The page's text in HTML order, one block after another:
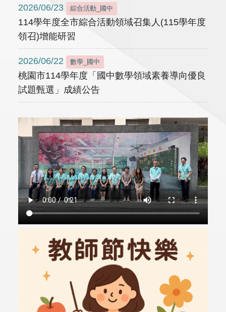
2026/06/23 綜合活動_國中
114學年度全市綜合活動領域召集人(115學年度
領召)增能研習
2026/06/22 數學_國中
桃園市114學年度「國中數學領域素養導向優良
試題甄選」成績公告